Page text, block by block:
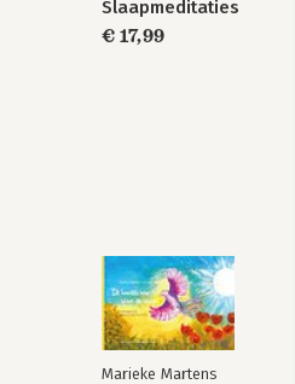
Slaapmeditaties
€ 17,99
Marieke Martens